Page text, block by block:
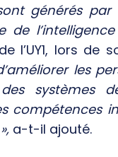
générés par
l’UY1, lors de
les
systèmes
compétences
a-t-il ajouté.